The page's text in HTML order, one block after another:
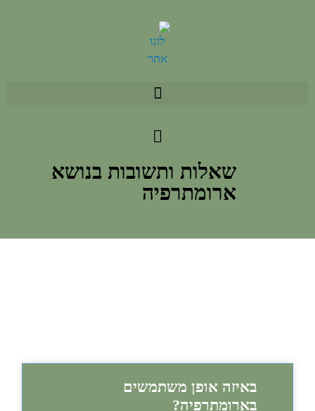
שאלות ותשובות בנושא
ארומתרפיה
באיזה אופן משתמשים
בארומתרפיה?